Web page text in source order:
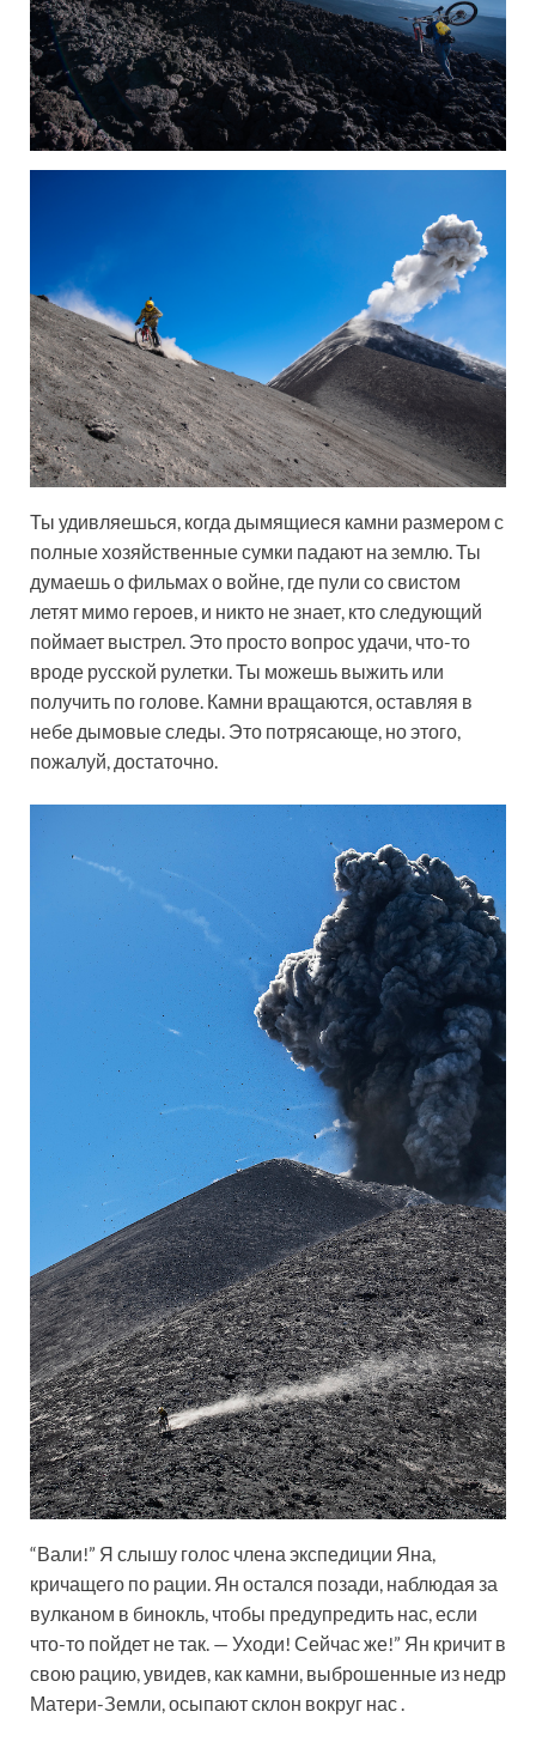
Ты удивляешься, когда дымящиеся камни размером с
полные хозяйственные сумки падают на землю. Ты
думаешь о фильмах о войне, где пули со свистом
летят мимо героев, и никто не знает, кто следующий
поймает выстрел. Это просто вопрос удачи, что-то
вроде русской рулетки. Ты можешь выжить или
получить по голове. Камни вращаются, оставляя в
небе дымовые следы. Это потрясающе, но этого,
пожалуй, достаточно.
“Вали!” Я слышу голос члена экспедиции Яна,
кричащего по рации. Ян остался позади, наблюдая за
вулканом в бинокль, чтобы предупредить нас, если
что-то пойдет не так. — Уходи! Сейчас же!” Ян кричит в
свою рацию, увидев, как камни, выброшенные из недр
Матери-Земли, осыпают склон вокруг нас .